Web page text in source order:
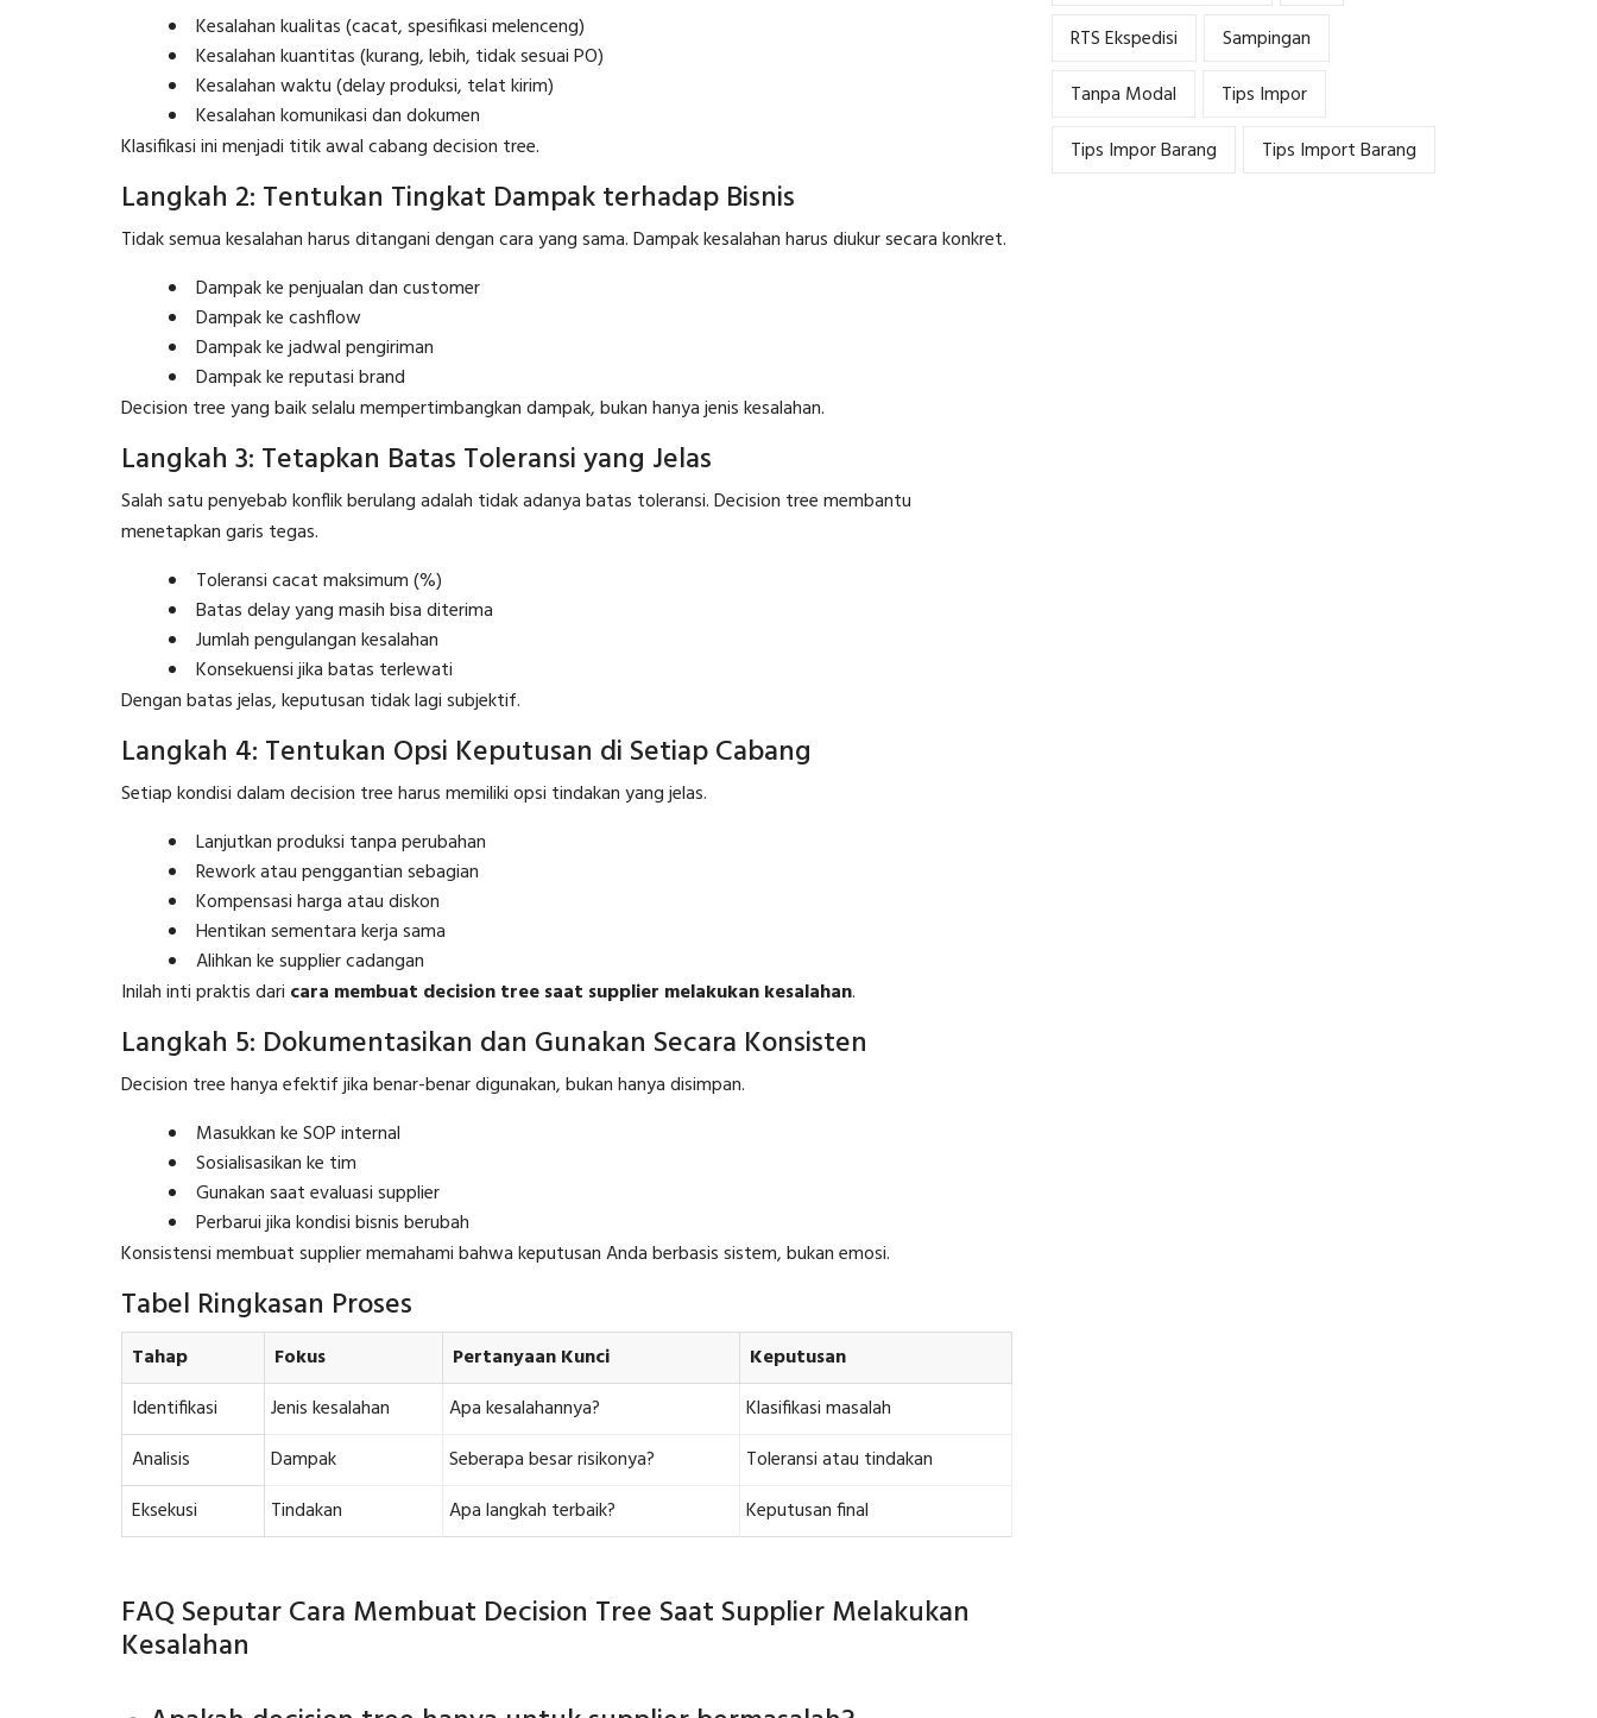
Kesalahan kualitas (cacat, spesifikasi melenceng)
Kesalahan kuantitas (kurang, lebih, tidak sesuai PO)
Kesalahan waktu (delay produksi, telat kirim)
Kesalahan komunikasi dan dokumen
Klasifikasi ini menjadi titik awal cabang decision tree.
Langkah 2: Tentukan Tingkat Dampak terhadap Bisnis
Tidak semua kesalahan harus ditangani dengan cara yang sama. Dampak kesalahan harus diukur secara konkret.
Dampak ke penjualan dan customer
Dampak ke cashflow
Dampak ke jadwal pengiriman
Dampak ke reputasi brand
Decision tree yang baik selalu mempertimbangkan dampak, bukan hanya jenis kesalahan.
Langkah 3: Tetapkan Batas Toleransi yang Jelas
Salah satu penyebab konflik berulang adalah tidak adanya batas toleransi. Decision tree membantu
menetapkan garis tegas.
Toleransi cacat maksimum (%)
Batas delay yang masih bisa diterima
Jumlah pengulangan kesalahan
Konsekuensi jika batas terlewati
Dengan batas jelas, keputusan tidak lagi subjektif.
Langkah 4: Tentukan Opsi Keputusan di Setiap Cabang
Setiap kondisi dalam decision tree harus memiliki opsi tindakan yang jelas.
Lanjutkan produksi tanpa perubahan
Rework atau penggantian sebagian
Kompensasi harga atau diskon
Hentikan sementara kerja sama
Alihkan ke supplier cadangan
Inilah inti praktis dari cara membuat decision tree saat supplier melakukan kesalahan.
Langkah 5: Dokumentasikan dan Gunakan Secara Konsisten
Decision tree hanya efektif jika benar-benar digunakan, bukan hanya disimpan.
Masukkan ke SOP internal
Sosialisasikan ke tim
Gunakan saat evaluasi supplier
Perbarui jika kondisi bisnis berubah
Konsistensi membuat supplier memahami bahwa keputusan Anda berbasis sistem, bukan emosi.
Tabel Ringkasan Proses
Tahap Fokus Pertanyaan Kunci
Keputusan
Identifikasi
Jenis kesalahan Apa kesalahannya?
Klasifikasi masalah
Analisis
Dampak Seberapa besar risikonya?
Toleransi atau tindakan
Eksekusi
Tindakan Apa langkah terbaik? Keputusan final
FAQ Seputar Cara Membuat Decision Tree Saat Supplier Melakukan
Kesalahan
RTS Ekspedisi
Sampingan
Tanpa Modal
Tips Impor
Tips Impor Barang
Tips Import Barang